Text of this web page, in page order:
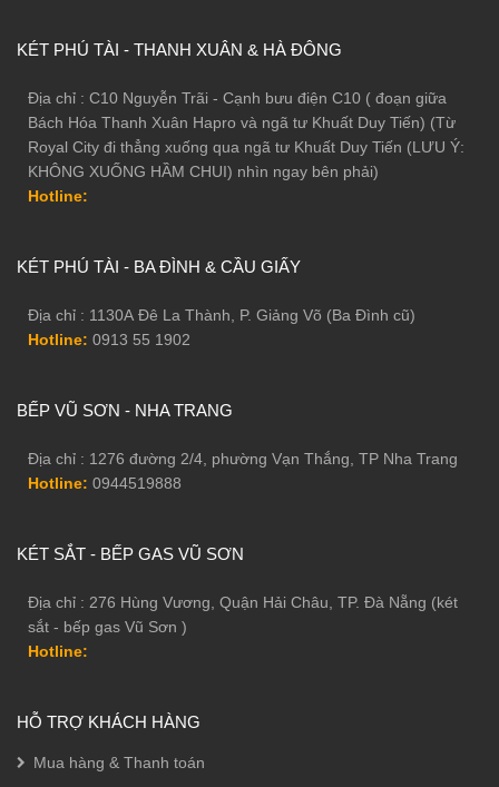
KÉT PHÚ TÀI - THANH XUÂN & HÀ ĐÔNG
Địa chỉ : C10 Nguyễn Trãi - Cạnh bưu điện C10 ( đoạn giữa
Bách Hóa Thanh Xuân Hapro và ngã tư Khuất Duy Tiến) (Từ
Royal City đi thẳng xuống qua ngã tư Khuất Duy Tiến (LƯU Ý:
KHÔNG XUỐNG HẦM CHUI) nhìn ngay bên phải)
Hotline:
KÉT PHÚ TÀI - BA ĐÌNH & CẦU GIẤY
Địa chỉ : 1130A Đê La Thành, P. Giảng Võ (Ba Đình cũ)
Hotline: 0913 55 1902
BẾP VŨ SƠN - NHA TRANG
Địa chỉ : 1276 đường 2/4, phường Vạn Thắng, TP Nha Trang
Hotline: 0944519888
KÉT SẮT - BẾP GAS VŨ SƠN
Địa chỉ : 276 Hùng Vương, Quận Hải Châu, TP. Đà Nẵng (két
sắt - bếp gas Vũ Sơn )
Hotline:
HỖ TRỢ KHÁCH HÀNG
Mua hàng & Thanh toán